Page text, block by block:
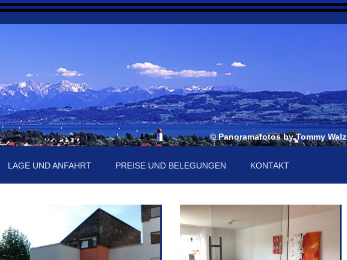
© Panoramafotos by Tommy Walz
LAGE UND ANFAHRT PREISE UND BELEGUNGEN KONTAKT